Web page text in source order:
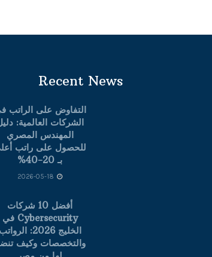
Recent News
التفاوض على الراتب
الشركات العالمية:
المهندس المصري
للحصول على راتب
بـ 20-40%
أفضل 10 شركات
Cybersecurity في
الخليج 2026: الرواتب
والتخصصات وكيف